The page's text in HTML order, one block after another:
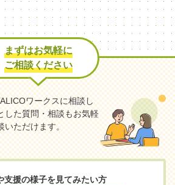
まずはお気軽に
ご相談ください
ワークスに相談し
した質問・相談もお気軽
いただけます。
支援の様子を見てみたい方